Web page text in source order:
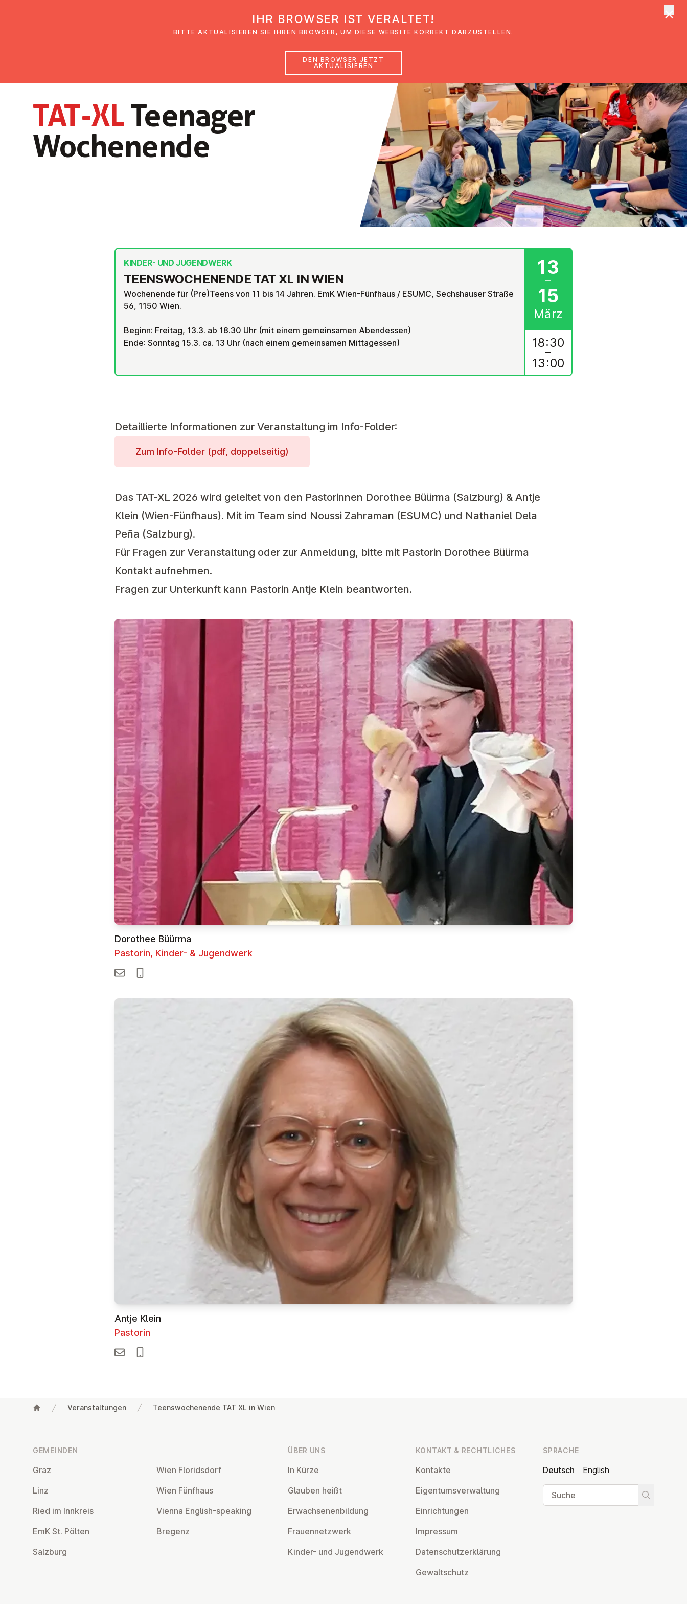
Glaubensimpulse News Veranstaltungen
TAT-XLTeenager
Wochenende
TEENS­WO­CHEN­EN­DE TAT XL IN WIEN
KINDER- UND JUGENDWERK
Wochenende für (Pre)Teens von 11 bis 14 Jahren. EmK Wien-Fünfhaus / ESUMC, Sechshauser Straße
56, 1150 Wien.
Beginn: Freitag, 13.3. ab 18.30 Uhr (mit einem gemeinsamen Abendessen)
Ende: Sonntag 15.3. ca. 13 Uhr (nach einem gemeinsamen Mittagessen)
13
–
15
März
18:30
–
13:00
Detaillierte Informationen zur Veranstaltung im Info-Folder:
Zum Info-Folder (pdf, dop­pel­sei­tig)
Das TAT-XL 2026 wird geleitet von den Pastorinnen Dorothee Büürma (Salzburg) & Antje
Klein (Wien-Fünfhaus). Mit im Team sind Noussi Zahraman (ESUMC) und Nathaniel Dela
Peña (Salzburg).
Für Fragen zur Veranstaltung oder zur Anmeldung, bitte mit Pastorin Dorothee Büürma
Kontakt aufnehmen.
Fragen zur Unterkunft kann Pastorin Antje Klein beantworten.
Dorothee Büürma
Pastorin, Kinder- & Jugendwerk
Antje Klein
Pastorin
Veranstaltungen Teenswochenende TAT XL in Wien
GEMEINDEN
Graz
Linz
Ried im Innkreis
EmK St. Pölten
Salzburg
Wien Flo­rids­dorf
Wien Fünfhaus
Vienna English-speaking
Bregenz
ÜBER UNS
In Kürze
Glauben heißt
Er­wach­se­nen­bil­dung
Frau­en­netz­werk
Kinder- und Ju­gend­werk
KONTAKT & RECHT­LI­CHES
Kontakte
Ei­gen­tums­ver­wal­tung
Ein­rich­tun­gen
Impressum
Da­ten­schutz­er­klä­rung
Ge­walt­schutz
SPRACHE
Deutsch
English
Suche
Suche
IHR BROWSER IST VERALTET!
BITTE AKTUALISIEREN SIE IHREN BROWSER, UM DIESE WEBSITE KORREKT DARZUSTELLEN.
DEN BROWSER JETZT
AKTUALISIEREN
×